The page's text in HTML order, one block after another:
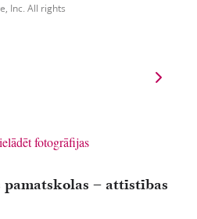
Inc. All rights
fotogrāfijas
– attīstības